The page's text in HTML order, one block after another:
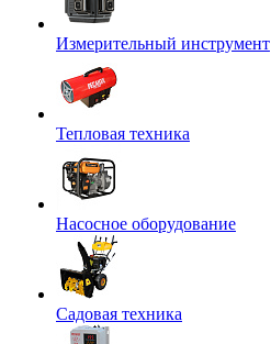
Измерительный инструмент
Тепловая техника
Насосное оборудование
Садовая техника